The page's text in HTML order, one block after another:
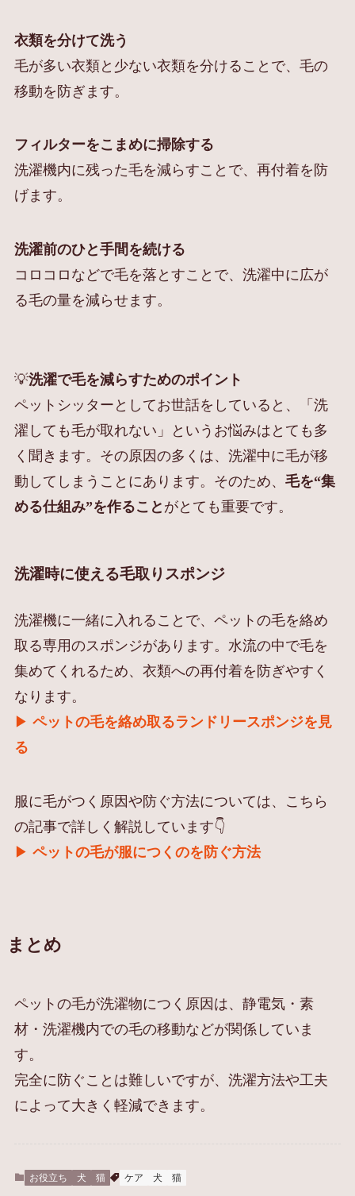
衣類を分けて洗う
毛が多い衣類と少ない衣類を分けることで、毛の
移動を防ぎます。
フィルターをこまめに掃除する
洗濯機内に残った毛を減らすことで、再付着を防
げます。
洗濯前のひと手間を続ける
コロコロなどで毛を落とすことで、洗濯中に広が
る毛の量を減らせます。
💡洗濯で毛を減らすためのポイント
ペットシッターとしてお世話をしていると、「洗
濯しても毛が取れない」というお悩みはとても多
く聞きます。その原因の多くは、洗濯中に毛が移
動してしまうことにあります。そのため、 毛を“集
める仕組み”を作ること がとても重要です。
洗濯時に使える毛取りスポンジ
洗濯機に一緒に入れることで、ペットの毛を絡め
取る専用のスポンジがあります。水流の中で毛を
集めてくれるため、衣類への再付着を防ぎやすく
なります。
▶︎ ペットの毛を絡め取るランドリースポンジを見
る
服に毛がつく原因や防ぐ方法については、こちら
の記事で詳しく解説しています👇
▶︎ ペットの毛が服につくのを防ぐ方法
まとめ
ペットの毛が洗濯物につく原因は、静電気・素
材・洗濯機内での毛の移動などが関係していま
す。
完全に防ぐことは難しいですが、洗濯方法や工夫
によって大きく軽減できます。
お役立ち 犬 猫 ケア 犬 猫